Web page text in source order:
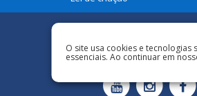
Redes
O site usa cookies e
essenciais. Ao continuar em